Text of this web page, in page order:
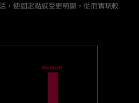
，使固定點感受更明顯，從而實現較